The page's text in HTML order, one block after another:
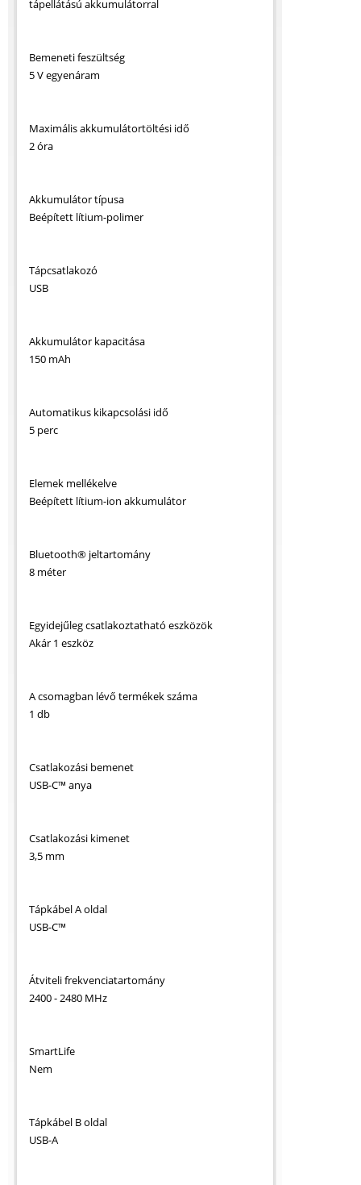
tápellátású akkumulátorral
Bemeneti feszültség
5 V egyenáram
Maximális akkumulátortöltési idő
2 óra
Akkumulátor típusa
Beépített lítium-polimer
Tápcsatlakozó
USB
Akkumulátor kapacitása
150 mAh
Automatikus kikapcsolási idő
5 perc
Elemek mellékelve
Beépített lítium-ion akkumulátor
Bluetooth® jeltartomány
8 méter
Egyidejűleg csatlakoztatható eszközök
Akár 1 eszköz
A csomagban lévő termékek száma
1 db
Csatlakozási bemenet
USB-C™ anya
Csatlakozási kimenet
3,5 mm
Tápkábel A oldal
USB-C™
Átviteli frekvenciatartomány
2400 - 2480 MHz
SmartLife
Nem
Tápkábel B oldal
USB-A